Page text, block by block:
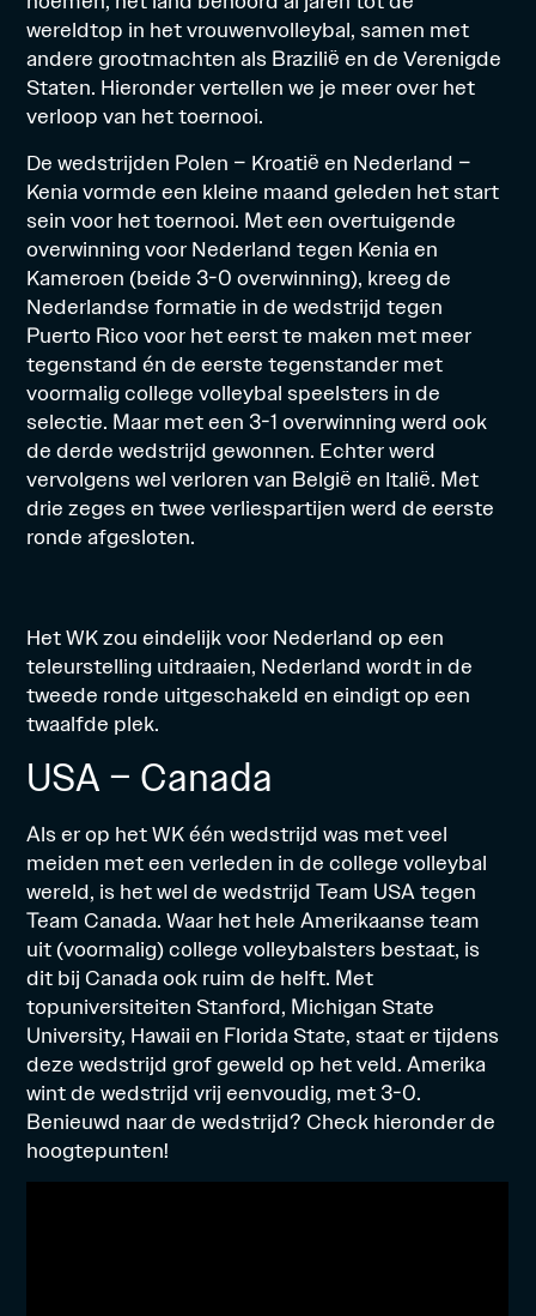
wereldtop in het vrouwenvolleybal, samen met
andere grootmachten als Brazilië en de Verenigde
Staten. Hieronder vertellen we je meer over het
verloop van het toernooi.
De wedstrijden Polen – Kroatië en Nederland –
Kenia vormde een kleine maand geleden het start
sein voor het toernooi. Met een overtuigende
overwinning voor Nederland tegen Kenia en
Kameroen (beide 3-0 overwinning), kreeg de
Nederlandse formatie in de wedstrijd tegen
Puerto Rico voor het eerst te maken met meer
tegenstand én de eerste tegenstander met
voormalig college volleybal speelsters in de
selectie. Maar met een 3-1 overwinning werd ook
de derde wedstrijd gewonnen. Echter werd
vervolgens wel verloren van België en Italië. Met
drie zeges en twee verliespartijen werd de eerste
ronde afgesloten.
Het WK zou eindelijk voor Nederland op een
teleurstelling uitdraaien, Nederland wordt in de
tweede ronde uitgeschakeld en eindigt op een
twaalfde plek.
USA – Canada
Als er op het WK één wedstrijd was met veel
meiden met een verleden in de college volleybal
wereld, is het wel de wedstrijd Team USA tegen
Team Canada. Waar het hele Amerikaanse team
uit (voormalig) college volleybalsters bestaat, is
dit bij Canada ook ruim de helft. Met
topuniversiteiten Stanford, Michigan State
University, Hawaii en Florida State, staat er tijdens
deze wedstrijd grof geweld op het veld. Amerika
wint de wedstrijd vrij eenvoudig, met 3-0.
Benieuwd naar de wedstrijd? Check hieronder de
hoogtepunten!